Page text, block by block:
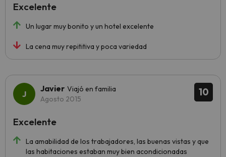
Un lugar muy bonito y un hotel excelente
La cena muy repititiva y poca variedad
Excelente
10
Javier Viajó en familia
Agosto 2015
La amabilidad de los trabajadores, las buenas vistas y que
las habitaciones estaban muy bien acondicionadas
Excelente